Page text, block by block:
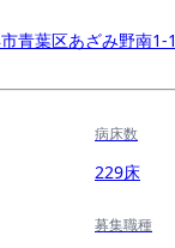
青葉区あざみ野南1-1
病床数
229床
募集職種